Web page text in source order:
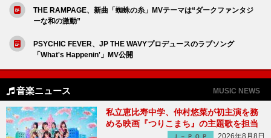
THE RAMPAGE、新曲「蜘蛛の糸」MVテーマは“ダークファンタジ
ーな和の激動”
PSYCHIC FEVER、JP THE WAVYプロデュースのラブソング
「What's Happenin'」MV公開
音楽ニュース MUSIC NEWS
私立恵比寿中学、仲村悠菜が初主演を務
める映画『つりこまち』の主題歌を担当
Ｊ－ＰＯＰ
2026年8月8日